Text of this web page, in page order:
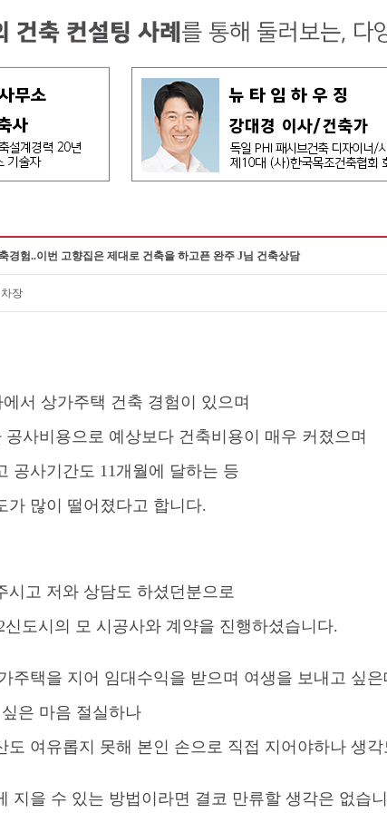
경험..이번 고향집은 제대로 건축을 하고픈 완주 J님 건축상담
장
서 상가주택 건축 경험이 있으며
공사비용으로 예상보다 건축비용이 매우 커졌으며
공사기간도 11개월에 달하는 등
가 많이 떨어졌다고 합니다.
시고 저와 상담도 하셨던분으로
도시의 모 시공사와 계약을 진행하셨습니다.
주택을 지어 임대수익을 받으며 여생을 보내고 싶은
은 마음 절실하나
도 여유롭지 못해 본인 손으로 직접 지어야하나 생
지을 수 있는 방법이라면 결코 만류할 생각은 없습